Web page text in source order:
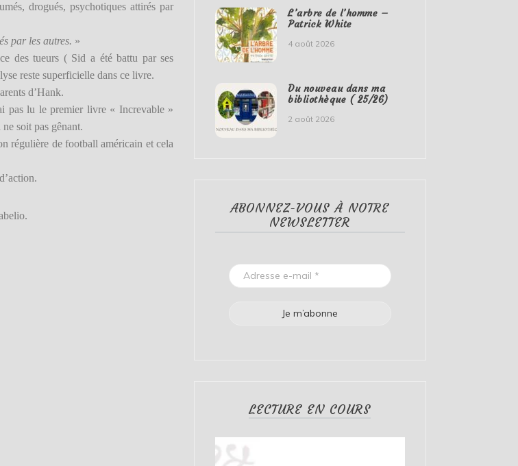
drogués, psychotiques attirés par
par les autres. »
des tueurs ( Sid a été battu par ses
reste superficielle dans ce livre.
d’Hank.
pas lu le premier livre « Increvable »
soit pas gênant.
régulière de football américain et cela
L’arbre de l’homme –
Patrick White
4 août 2026
Du nouveau dans ma
bibliothèque ( 25/26)
2 août 2026
ABONNEZ-VOUS À NOTRE
NEWSLETTER
LECTURE EN COURS